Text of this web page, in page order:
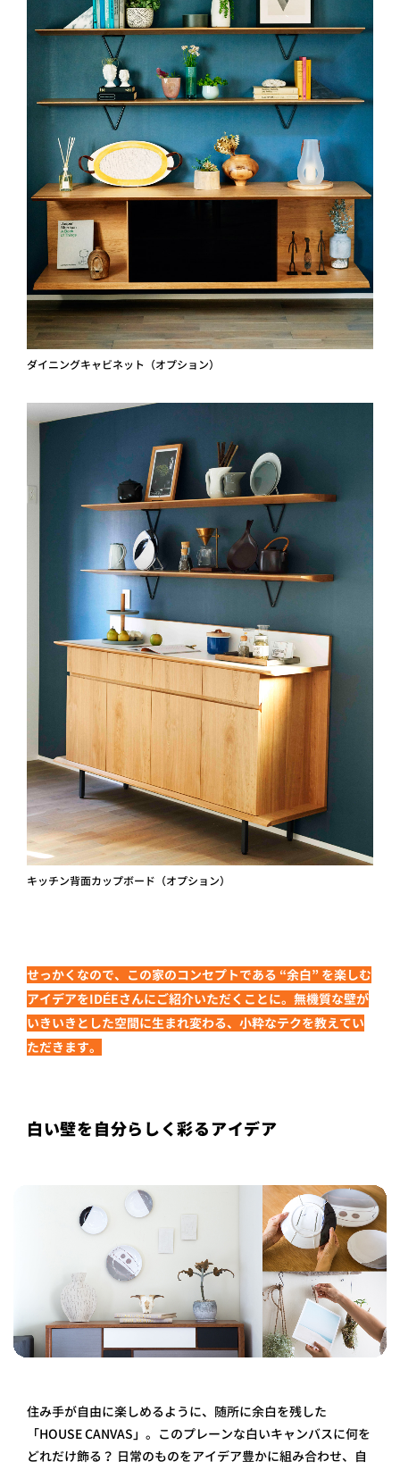
ダイニングキャビネット（オプション）
キッチン背面カップボード（オプション）
せっかくなので、この家のコンセプトである “余白” を楽しむ
アイデアをIDÉ Eさんにご紹介いただくことに。無機質な壁が
いきいきとした空間に生まれ変わる、小粋なテクを教えてい
ただきます。
白い壁を自分らしく彩るアイデア
住み手が自由に楽しめるように、随所に余白を残した
「HOUSE CANVAS」。このプレーンな白いキャンバスに何を
どれだけ飾る？ 日常のものをアイデア豊かに組み合わせ、自